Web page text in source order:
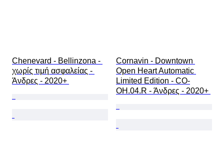
Chenevard - Bellinzona -
χωρίς τιμή ασφαλείας -
Άνδρες - 2020+
Cornavin - Downtown
Open Heart Automatic
Limited Edition - CO-
OH.04.R - Άνδρες - 2020+